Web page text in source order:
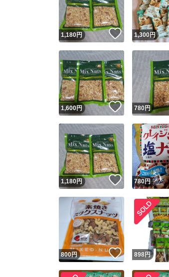
1,180円 いいね！
1,300円
1,600円 いいね！
780円
1,180円 いいね！
780円
800円 いいね！
898円